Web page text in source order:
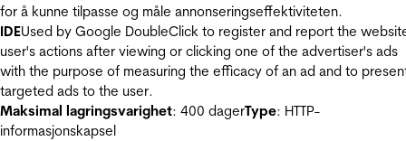
for å kunne tilpasse og måle annonseringseffektiviteten.
IDEUsed by Google DoubleClick to register and report the
user's actions after viewing or clicking one of the advertiser's ads
with the purpose of measuring the efficacy of an ad and to
targeted ads to the user.
Maksimal lagringsvarighet: 400 dagerType: HTTP-
informasjonskapsel